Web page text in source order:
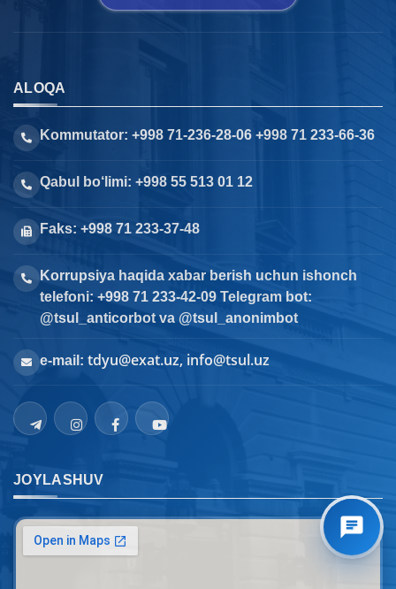
ALOQA
Kommutator: +998 71-236-28-06 +998 71 233-66-36
Qabul bo‘limi: +998 55 513 01 12
Faks: +998 71 233-37-48
Korrupsiya haqida xabar berish uchun ishonch
telefoni: +998 71 233-42-09 Telegram bot:
@tsul_anticorbot va @tsul_anonimbot
e-mail: tdyu@exat.uz, info@tsul.uz
JOYLASHUV